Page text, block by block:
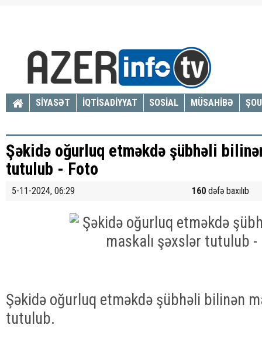
SİYASƏT İQTİSADİYYAT SOSİAL MÜSAHİBƏ
Şəkidə oğurluq etməkdə şübhəli
tutulub - Foto
5-11-2024, 06:29 160 dəfə baxılıb
Şəkidə oğurluq etməkdə şübhəli bilinən
tutulub.